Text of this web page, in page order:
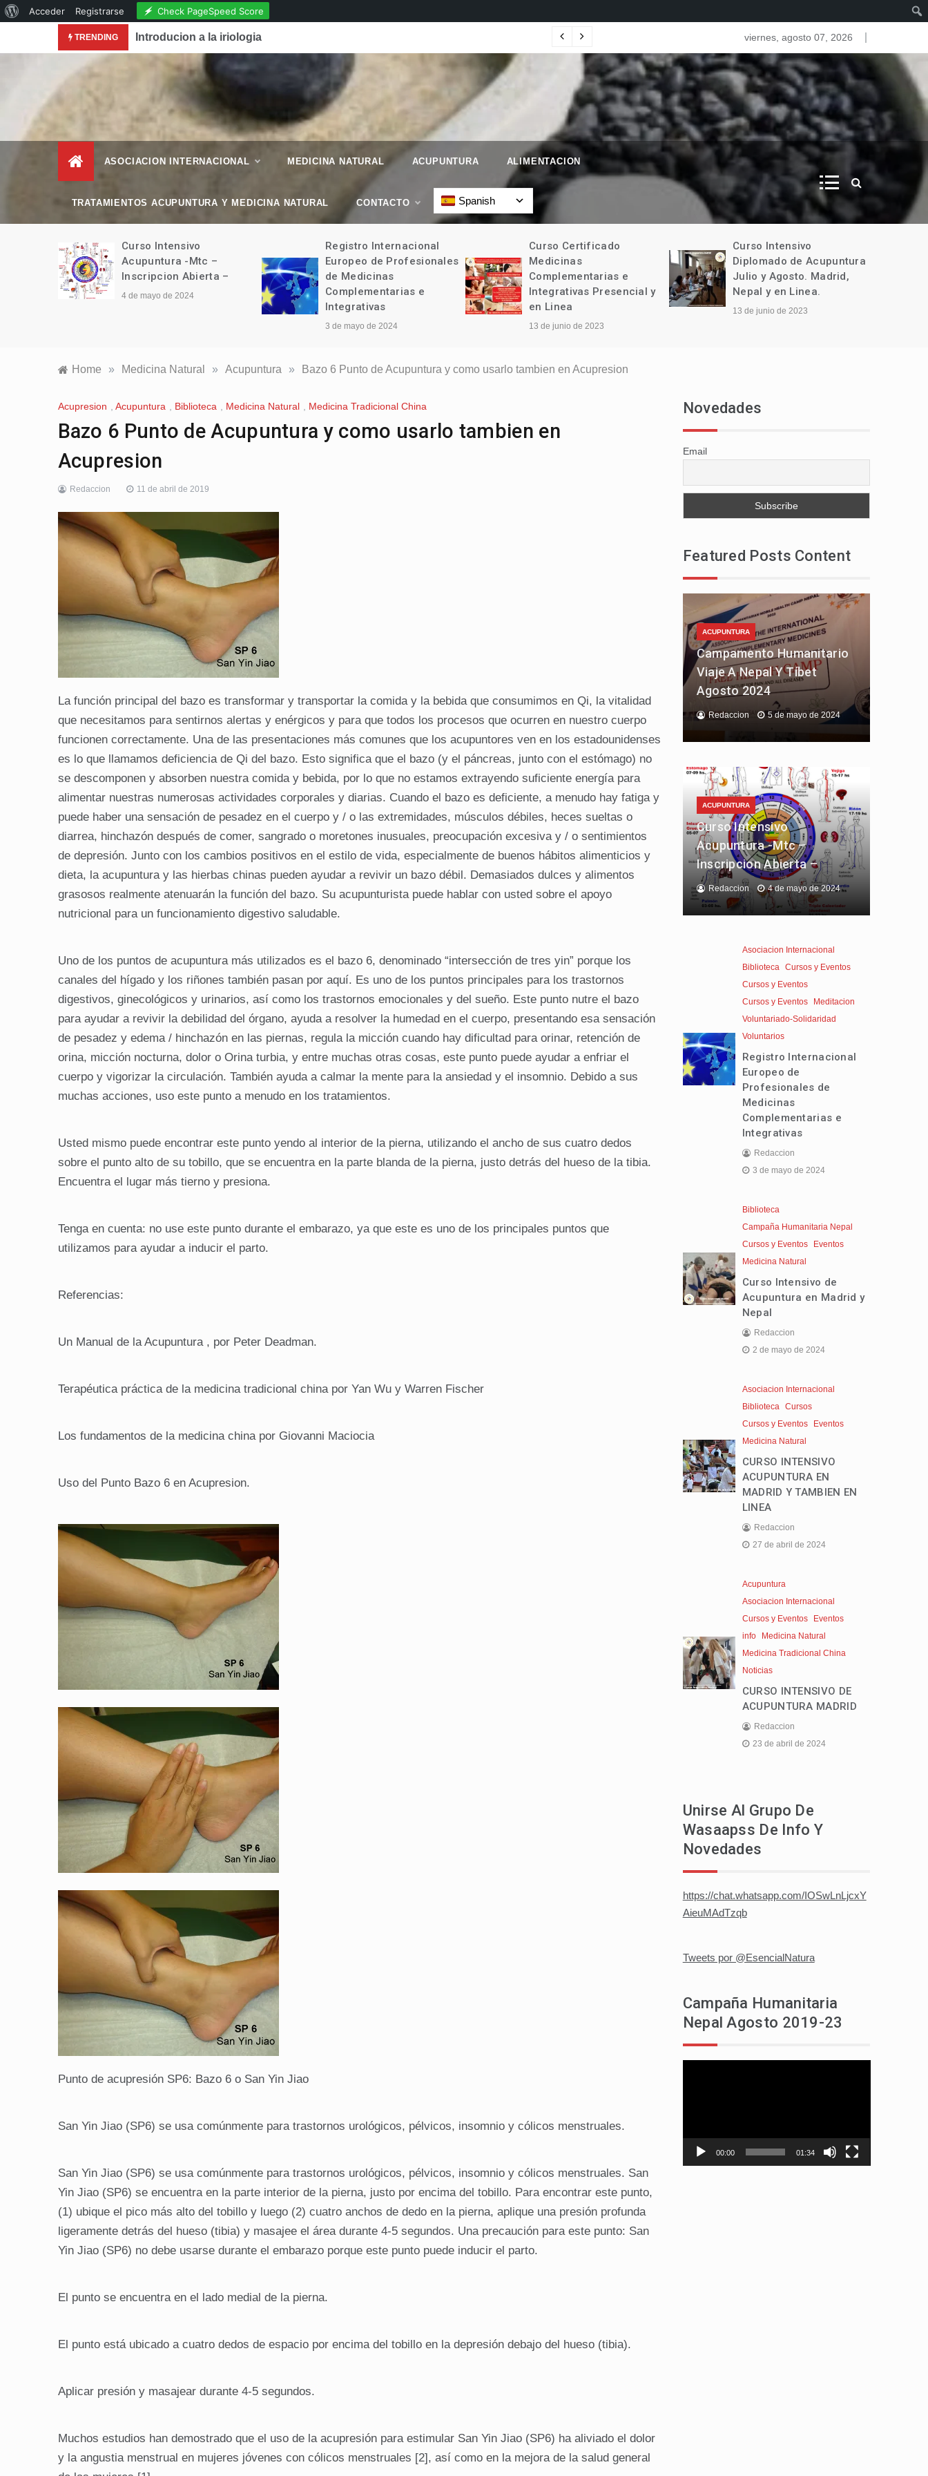
Acerca
WordPress
Acceder Registrarse Check PageSpeed Score
TRENDING
. Reconocimiento de la Acupuntura en la Revista National Geographic.
Introducion a la iriologia viernes, agosto 07, 2026
– Esencial Natura
–
Revista de Vida Natural
ASOCIACION INTERNACIONAL MEDICINA NATURAL ACUPUNTURA ALIMENTACION
TRATAMIENTOS ACUPUNTURA Y MEDICINA NATURAL CONTACTO Spanish
Curso Intensivo
Acupuntura -Mtc –
Inscripcion Abierta –
4 de mayo de 2024
Registro Internacional
Europeo de Profesionales
de Medicinas
Complementarias e
Integrativas
3 de mayo de 2024
Curso Certificado
Medicinas
Complementarias e
Integrativas Presencial y
en Linea
13 de junio de 2023
Curso Intensivo
Diplomado de Acupuntura
Julio y Agosto. Madrid,
Nepal y en Linea.
13 de junio de 2023
Home » Medicina Natural » Acupuntura » Bazo 6 Punto de Acupuntura y como usarlo tambien en Acupresion
Acupresion , Acupuntura , Biblioteca , Medicina Natural , Medicina Tradicional China
Bazo 6 Punto de Acupuntura y como usarlo tambien en
Acupresion
Redaccion 11 de abril de 2019
La función principal del bazo es transformar y transportar la comida y la bebida que consumimos en Qi, la vitalidad
que necesitamos para sentirnos alertas y enérgicos y para que todos los procesos que ocurren en nuestro cuerpo
funcionen correctamente. Una de las presentaciones más comunes que los acupuntores ven en los estadounidenses
es lo que llamamos deficiencia de Qi del bazo. Esto significa que el bazo (y el páncreas, junto con el estómago) no
se descomponen y absorben nuestra comida y bebida, por lo que no estamos extrayendo suficiente energía para
alimentar nuestras numerosas actividades corporales y diarias. Cuando el bazo es deficiente, a menudo hay fatiga y
puede haber una sensación de pesadez en el cuerpo y / o las extremidades, músculos débiles, heces sueltas o
diarrea, hinchazón después de comer, sangrado o moretones inusuales, preocupación excesiva y / o sentimientos
de depresión. Junto con los cambios positivos en el estilo de vida, especialmente de buenos hábitos alimenticios y
dieta, la acupuntura y las hierbas chinas pueden ayudar a revivir un bazo débil. Demasiados dulces y alimentos
grasosos realmente atenuarán la función del bazo. Su acupunturista puede hablar con usted sobre el apoyo
nutricional para un funcionamiento digestivo saludable.
Uno de los puntos de acupuntura más utilizados es el bazo 6, denominado “intersección de tres yin” porque los
canales del hígado y los riñones también pasan por aquí. Es uno de los puntos principales para los trastornos
digestivos, ginecológicos y urinarios, así como los trastornos emocionales y del sueño. Este punto nutre el bazo
para ayudar a revivir la debilidad del órgano, ayuda a resolver la humedad en el cuerpo, presentando esa sensación
de pesadez y edema / hinchazón en las piernas, regula la micción cuando hay dificultad para orinar, retención de
orina, micción nocturna, dolor o Orina turbia, y entre muchas otras cosas, este punto puede ayudar a enfriar el
cuerpo y vigorizar la circulación. También ayuda a calmar la mente para la ansiedad y el insomnio. Debido a sus
muchas acciones, uso este punto a menudo en los tratamientos.
Usted mismo puede encontrar este punto yendo al interior de la pierna, utilizando el ancho de sus cuatro dedos
sobre el punto alto de su tobillo, que se encuentra en la parte blanda de la pierna, justo detrás del hueso de la tibia.
Encuentra el lugar más tierno y presiona.
Tenga en cuenta: no use este punto durante el embarazo, ya que este es uno de los principales puntos que
utilizamos para ayudar a inducir el parto.
Referencias:
Un Manual de la Acupuntura , por Peter Deadman.
Terapéutica práctica de la medicina tradicional china por Yan Wu y Warren Fischer
Los fundamentos de la medicina china por Giovanni Maciocia
Uso del Punto Bazo 6 en Acupresion.
Punto de acupresión SP6: Bazo 6 o San Yin Jiao
San Yin Jiao (SP6) se usa comúnmente para trastornos urológicos, pélvicos, insomnio y cólicos menstruales.
San Yin Jiao (SP6) se usa comúnmente para trastornos urológicos, pélvicos, insomnio y cólicos menstruales. San
Yin Jiao (SP6) se encuentra en la parte interior de la pierna, justo por encima del tobillo. Para encontrar este punto,
(1) ubique el pico más alto del tobillo y luego (2) cuatro anchos de dedo en la pierna, aplique una presión profunda
ligeramente detrás del hueso (tibia) y masajee el área durante 4-5 segundos. Una precaución para este punto: San
Yin Jiao (SP6) no debe usarse durante el embarazo porque este punto puede inducir el parto.
El punto se encuentra en el lado medial de la pierna.
El punto está ubicado a cuatro dedos de espacio por encima del tobillo en la depresión debajo del hueso (tibia).
Aplicar presión y masajear durante 4-5 segundos.
Muchos estudios han demostrado que el uso de la acupresión para estimular San Yin Jiao (SP6) ha aliviado el dolor
y la angustia menstrual en mujeres jóvenes con cólicos menstruales [2], así como en la mejora de la salud general
Novedades
Email
Featured Posts Content
ACUPUNTURA
Campamento Humanitario
Viaje A Nepal Y Tíbet
Agosto 2024
Redaccion 5 de mayo de 2024
ACUPUNTURA
Curso Intensivo
Acupuntura -Mtc –
Inscripcion Abierta –
Redaccion 4 de mayo de 2024
Asociacion Internacional
Biblioteca Cursos y Eventos
Cursos y Eventos
Cursos y Eventos
Meditacion
Voluntariado-Solidaridad
Voluntarios
Registro Internacional
Europeo de
Profesionales de
Medicinas
Complementarias e
Integrativas
Redaccion
3 de mayo de 2024
Biblioteca
Campaña Humanitaria Nepal
Cursos y Eventos
Eventos
Medicina Natural
Curso Intensivo de
Acupuntura en Madrid y
Nepal
Redaccion
2 de mayo de 2024
Asociacion Internacional
Biblioteca Cursos
Cursos y Eventos
Eventos
Medicina Natural
CURSO INTENSIVO
ACUPUNTURA EN
MADRID Y TAMBIEN EN
LINEA
Redaccion
27 de abril de 2024
Acupuntura
Asociacion Internacional
Cursos y Eventos
Eventos
info
Medicina Natural
Medicina Tradicional China
Noticias
CURSO INTENSIVO DE
ACUPUNTURA MADRID
Redaccion
23 de abril de 2024
Unirse Al Grupo De
Wasaapss De Info Y
Novedades
https://chat.whatsapp.com/IOSwLnLjcxY
AieuMAdTzqb
Tweets por @EsencialNatura
Campaña Humanitaria
Nepal Agosto 2019-23
00:00 01:34